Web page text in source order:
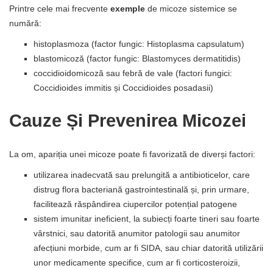
Printre cele mai frecvente exemple de micoze sistemice se
numără:
histoplasmoza (factor fungic: Histoplasma capsulatum)
blastomicoză (factor fungic: Blastomyces dermatitidis)
coccidioidomicoză sau febră de vale (factori fungici:
Coccidioides immitis și Coccidioides posadasii)
Cauze Și Prevenirea Micozei
La om, apariția unei micoze poate fi favorizată de diverși factori:
utilizarea inadecvată sau prelungită a antibioticelor, care
distrug flora bacteriană gastrointestinală și, prin urmare,
facilitează răspândirea ciupercilor potențial patogene
sistem imunitar ineficient, la subiecți foarte tineri sau foarte
vârstnici, sau datorită anumitor patologii sau anumitor
afecțiuni morbide, cum ar fi SIDA, sau chiar datorită utilizării
unor medicamente specifice, cum ar fi corticosteroizii,